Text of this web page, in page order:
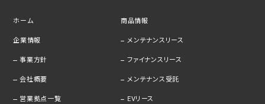
ホーム
企業情報
事業方針
会社概要
営業拠点一覧
商品情報
メンテナンスリース
ファイナンスリース
メンテナンス受託
EVリース